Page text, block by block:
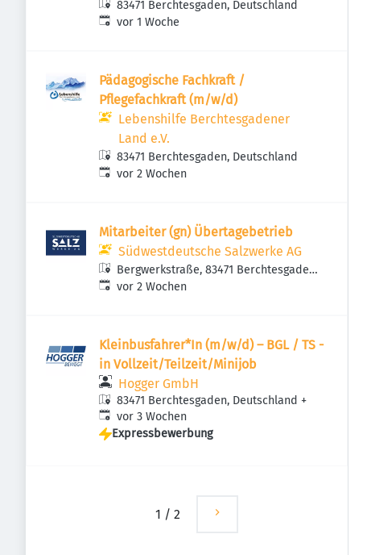
83471 Berchtesgaden, Deutschland
Veröffentlicht:
vor 1 Woche
Pädagogische Fachkraft /
Pflegefachkraft (m/w/d)
Lebenshilfe Berchtesgadener
Land e.V.
83471 Berchtesgaden, Deutschland
Veröffentlicht:
vor 2 Wochen
Mitarbeiter (gn) Übertagebetrieb
Südwestdeutsche Salzwerke AG
Bergwerkstraße, 83471 Berchtesgaden,
Deutschland
Veröffentlicht:
vor 2 Wochen
Kleinbusfahrer*In (m/w/d) – BGL / TS -
in Vollzeit/Teilzeit/Minijob
Hogger GmbH
83471 Berchtesgaden, Deutschland +
Veröffentlicht:
vor 3 Wochen
Expressbewerbung
1 / 2